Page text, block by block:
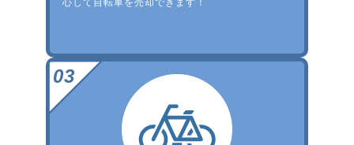
心して自転車を売却できます！